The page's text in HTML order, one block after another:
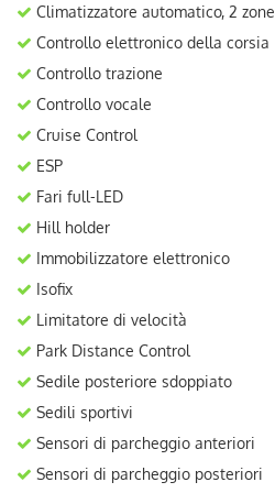
Climatizzatore automatico, 2 zone
Controllo elettronico della corsia
Controllo trazione
Controllo vocale
Cruise Control
ESP
Fari full-LED
Hill holder
Immobilizzatore elettronico
Isofix
Limitatore di velocità
Park Distance Control
Sedile posteriore sdoppiato
Sedili sportivi
Sensori di parcheggio anteriori
Sensori di parcheggio posteriori